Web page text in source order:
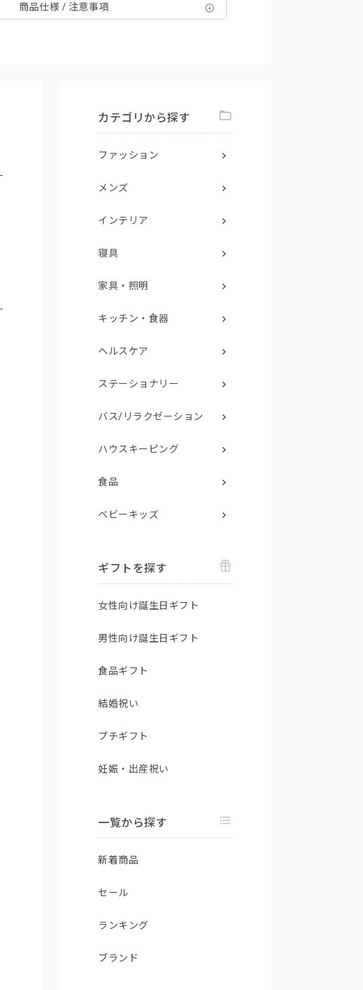
商品仕様 / 注意事項
カテゴリから探す
ファッション
メンズ
インテリア
寝具
家具・照明
キッチン・食器
ヘルスケア
ステーショナリー
バス/リラクゼーション
ハウスキーピング
食品
ベビーキッズ
ギフトを探す
女性向け誕生日ギフト
男性向け誕生日ギフト
食品ギフト
結婚祝い
プチギフト
妊娠・出産祝い
一覧から探す
新着商品
セール
ランキング
ブランド